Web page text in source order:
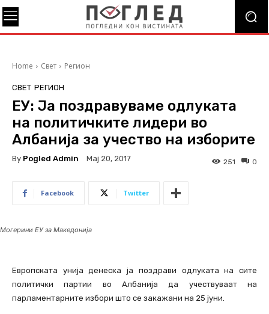
Home Свет Регион
СВЕТ РЕГИОН
ЕУ: Ја поздравуваме одлуката
на политичките лидери во
Албанија за учество на изборите
By Pogled Admin Мај 20, 2017 0
251
Facebook Twitter
Могерини ЕУ за Македонија
Европската унија денеска ја поздрави одлуката на сите
политички партии во Албанија да учествуваат на
парламентарните избори што се закажани на 25 јуни.